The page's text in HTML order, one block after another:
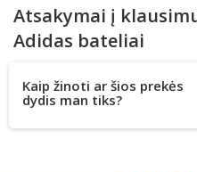
Atsakymai į
Adidas bateliai
Kaip žinoti ar šios prekės
dydis man tiks?